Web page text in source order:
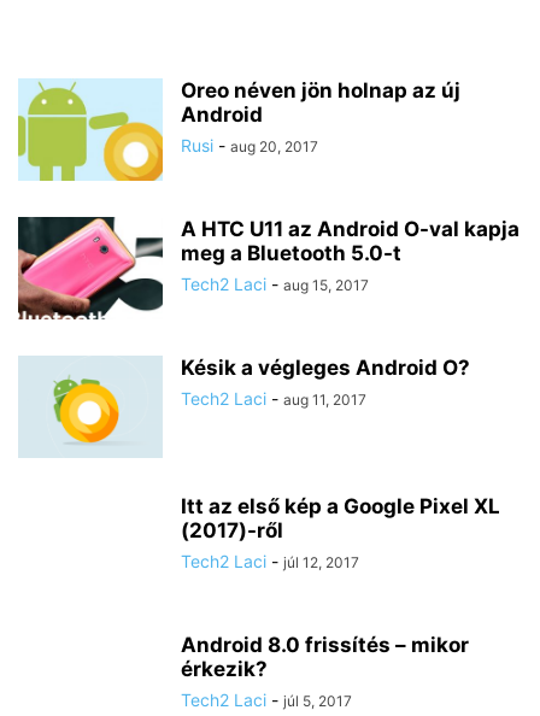
Oreo néven jön holnap az új
Android
Rusi - aug 20, 2017
A HTC U11 az Android O-val kapja
meg a Bluetooth 5.0-t
Tech2 Laci - aug 15, 2017
Késik a végleges Android O?
Tech2 Laci - aug 11, 2017
Itt az első kép a Google Pixel XL
(2017)-ről
Tech2 Laci - júl 12, 2017
Android 8.0 frissítés – mikor
érkezik?
Tech2 Laci - júl 5, 2017